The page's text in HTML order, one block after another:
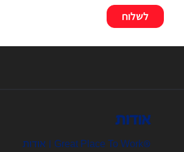
אודות
®Great Place To Work | אודות